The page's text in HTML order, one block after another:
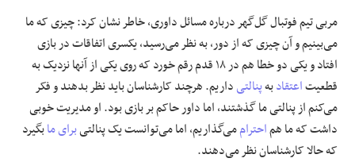
مربی تیم فوتبال گل‌گهر درباره مسائل داوری، خاطر نشان کرد: چیزی که ما
می‌بینیم و آن چیزی که از دور، به نظر می‌رسید، یکسری اتفاقات در بازی
افتاد و یکی دو خطا هم در ۱۸ قدم رقم خورد که روی یکی از آنها نزدیک به
قطعیتاعتقادبهپنالتیداریم. هرچند کارشناسان باید نظر بدهند و فکر
می‌کنم از پنالتی ما گذشتند، اما داور حاکم بر بازی بود. او مدیریت خوبی
داشت که ما هماحتراممی‌گذاریم، اما می‌توانست یک پنالتیبرای مابگیرد
که حالا کارشناسان نظر می‌دهند.